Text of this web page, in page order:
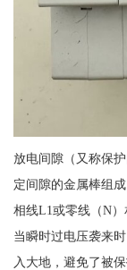
放电间隙（又称保
定间隙的金属棒组
相线L1或零线（N）
当瞬时过电压袭来
入大地，避免了被